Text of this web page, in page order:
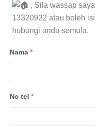
, Sila wassap
13320922 atau boleh
hubungi anda semula.
Nama *
No tel *